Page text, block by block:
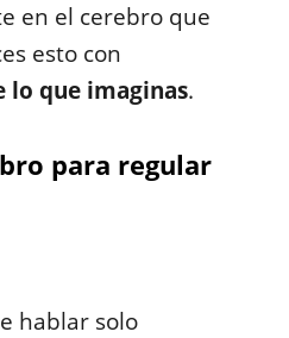
en el cerebro que
esto con
lo que imaginas.
para regular
hablar solo